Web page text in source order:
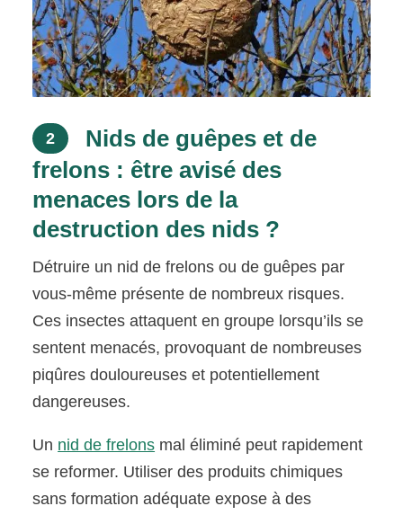
2
Nids de guêpes et de
frelons : être avisé des
menaces lors de la
destruction des nids ?
Détruire un nid de frelons ou de guêpes par
vous-même présente de nombreux risques.
Ces insectes attaquent en groupe lorsqu’ils se
sentent menacés, provoquant de nombreuses
piqûres douloureuses et potentiellement
dangereuses.
Un nid de frelons mal éliminé peut rapidement
se reformer. Utiliser des produits chimiques
sans formation adéquate expose à des